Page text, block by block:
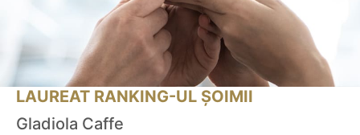
LAUREAT RANKING-UL ȘOIMII
Gladiola Caffe